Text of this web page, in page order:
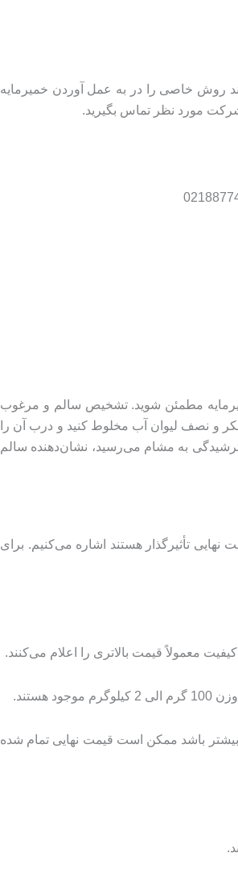
روش خاصی را در به عمل آوردن خمیرمایه
مورد نظر تماس بگیرید.
مطمئن شوید. تشخیص سالم و مرغوب
و نصف لیوان آب مخلوط‌ کنید و درب آن را
به مشام می‌رسید، نشان‌دهنده سالم
تأثیرگذار هستند اشاره می‌کنیم. برای
معمولاً قیمت بالاتری را اعلام می‌کنند.
باشد ممکن است قیمت نهایی تمام شده